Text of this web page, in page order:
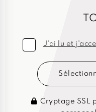
J'ai lu et
Cryptage SSL